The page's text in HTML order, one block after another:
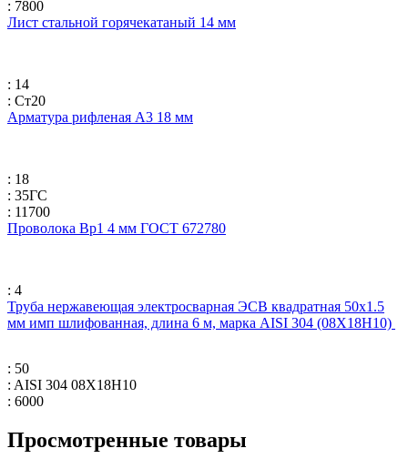
: 7800
Лист стальной горячекатаный 14 мм
: 14
: Ст20
Арматура рифленая А3 18 мм
: 18
: 35ГС
: 11700
Проволока Вр1 4 мм ГОСТ 672780
: 4
Труба нержавеющая электросварная ЭСВ квадратная 50х1.5
мм имп шлифованная, длина 6 м, марка AISI 304 (08Х18Н10)
: 50
: AISI 304 08Х18Н10
: 6000
Просмотренные товары